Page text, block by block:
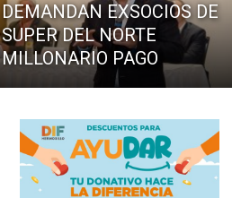
DEMANDAN EXSOCIOS DE
SUPER DEL NORTE
MILLONARIO PAGO